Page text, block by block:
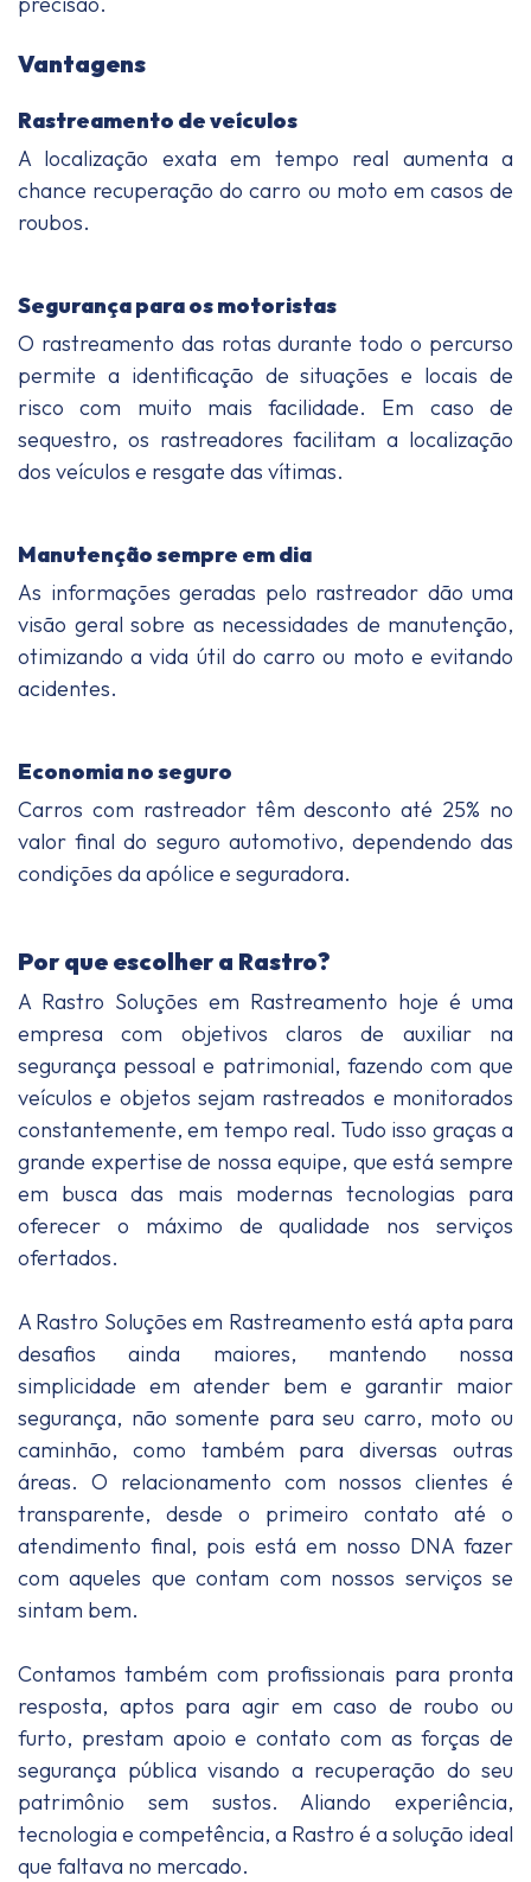
Vantagens
Rastreamento de veículos
A localização exata em tempo real aumenta a
chance recuperação do carro ou moto em casos de
roubos.
Segurança para os motoristas
O rastreamento das rotas durante todo o percurso
permite a identificação de situações e locais de
risco com muito mais facilidade. Em caso de
sequestro, os rastreadores facilitam a localização
dos veículos e resgate das vítimas.
Manutenção sempre em dia
As informações geradas pelo rastreador dão uma
visão geral sobre as necessidades de manutenção,
otimizando a vida útil do carro ou moto e evitando
acidentes.
Economia no seguro
Carros com rastreador têm desconto até 25% no
valor final do seguro automotivo, dependendo das
condições da apólice e seguradora.
Por que escolher a Rastro?
A Rastro Soluções em Rastreamento hoje é uma
empresa com objetivos claros de auxiliar na
segurança pessoal e patrimonial, fazendo com que
veículos e objetos sejam rastreados e monitorados
constantemente, em tempo real. Tudo isso graças a
grande expertise de nossa equipe, que está sempre
em busca das mais modernas tecnologias para
oferecer o máximo de qualidade nos serviços
ofertados.
A Rastro Soluções em Rastreamento está apta para
desafios ainda maiores, mantendo nossa
simplicidade em atender bem e garantir maior
segurança, não somente para seu carro, moto ou
caminhão, como também para diversas outras
áreas. O relacionamento com nossos clientes é
transparente, desde o primeiro contato até o
atendimento final, pois está em nosso DNA fazer
com aqueles que contam com nossos serviços se
sintam bem.
Contamos também com profissionais para pronta
resposta, aptos para agir em caso de roubo ou
furto, prestam apoio e contato com as forças de
segurança pública visando a recuperação do seu
patrimônio sem sustos. Aliando experiência,
tecnologia e competência, a Rastro é a solução ideal
que faltava no mercado.